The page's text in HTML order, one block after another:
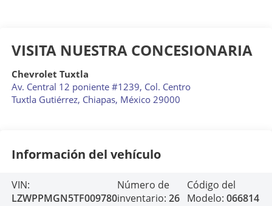
VISITA NUESTRA CONCESIONARIA
Chevrolet Tuxtla
Av. Central 12 poniente #1239, Col. Centro
Tuxtla Gutiérrez, Chiapas, México 29000
Información del vehículo
VIN:
LZWPPMGN5TF009780
Número de
inventario: 26
Código del
Modelo:066814